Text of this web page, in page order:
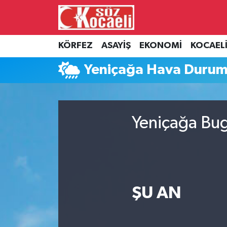
KÖRFEZ ASAYİŞ EKONOMİ KOCAELİ
Yeniçağa Hava
Yeniçağa
ŞU AN
Kocaeli Nöbetçi Eczaneler
Kocaeli Hava Durumu
Kocaeli Trafik Yoğunluk Haritası